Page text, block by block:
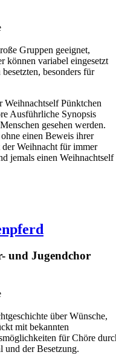
Gruppen geeignet,
können variabel eingesetzt
besonders für
Weihnachtself Pünktchen
Ausführliche Synopsis
gesehen werden.
einen Beweis ihrer
Weihnacht für immer
jemals einen Weihnachtself
und Jugendchor
über Wünsche,
mit bekannten
für Chöre
der Besetzung.